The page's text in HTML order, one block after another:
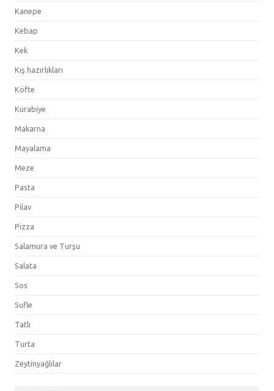
Kanepe
Kebap
Kek
Kış hazırlıkları
Köfte
Kurabiye
Makarna
Mayalama
Meze
Pasta
Pilav
Pizza
Salamura ve Turşu
Salata
Sos
Sufle
Tatlı
Turta
Zeytinyağlılar